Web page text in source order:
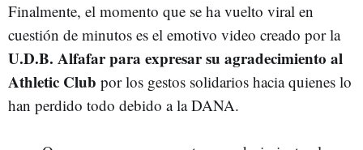
Finalmente, el momento que se ha vuelto viral en
cuestión de minutos es el emotivo video creado por la
U.D.B. Alfafar para expresar su agradecimiento al
Athletic Club por los gestos solidarios hacia quienes lo
han perdido todo debido a la DANA.